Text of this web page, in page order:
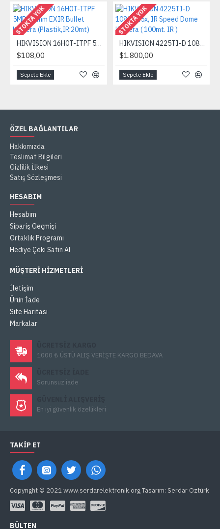
STOKTA YOK
HIKVISION 16H0T-ITPF 5MP 3,6mm EXIR Bullet Kamera (Plastik,IR:20mt)
$108,00
Sepete Ekle
STOKTA YOK
HIKVISION 4225TI-D 1080p 25x, IR Speed Dome Kamera ( 100mt. IR )
$1.800,00
Sepete Ekle
ÖZEL BAĞLANTILAR
Hakkımızda
Teslimat Bilgileri
Gizlilik İlkesi
Satış Sözleşmesi
HESABIM
Hesabım
Sipariş Geçmişi
Ortaklık Programı
Hediye Çeki Satın Al
MÜŞTERI HIZMETLERI
İletişim
Ürün İade
Site Haritası
Markalar
1000 ₺ ÜSTÜ ALIŞ VERİŞTE KARGO BEDAVA
Sorunsuz iade
En iyi güvenlik özellikleri
TAKIP ET
Copyright © 2021 www.serdarelektronik.org Tasarım: Serdar Öztürk
BÜLTEN